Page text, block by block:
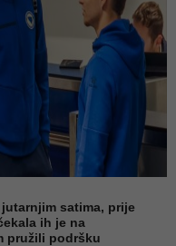
satima, prije
ih je na
pružili podršku